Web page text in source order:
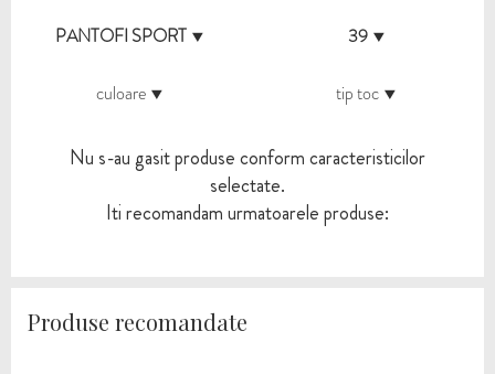
PANTOFI SPORT 39
culoare tip toc
Nu s-au gasit produse conform caracteristicilor
selectate.
Iti recomandam urmatoarele produse:
Produse recomandate